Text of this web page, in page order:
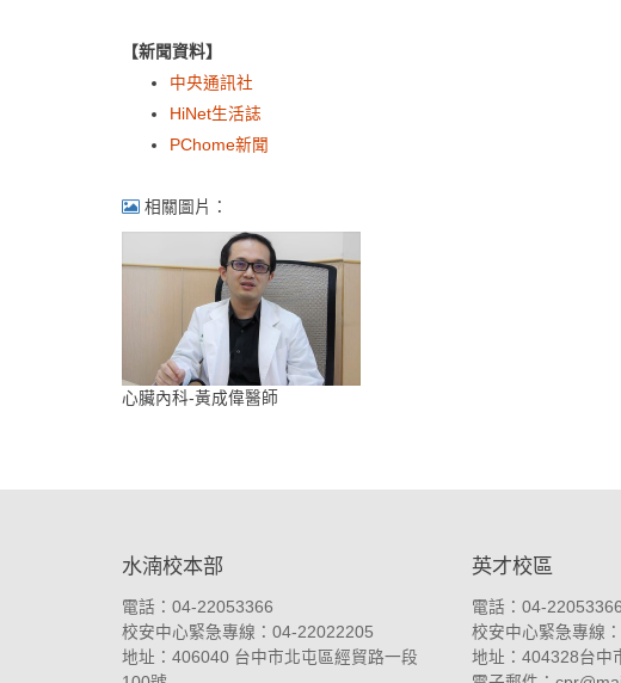
【新聞資料】
中央通訊社
HiNet生活誌
PChome新聞
相關圖片：
心臟內科-黃成偉醫師
水湳校本部
電話：04-22053366
校安中心緊急專線：04-22022205
地址： 406040 台中市北屯區經貿路一段
英才校區
電話：04-22053366
校安中心緊急專線
地址： 404328台中